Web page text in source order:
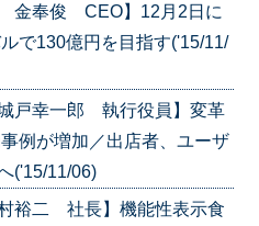
金奉俊 CEO】12月2日に
で130億円を目指す('15/11/
戸幸一郎 執行役員】変革
例が増加／出店者、ユーザ
('15/11/06)
裕二 社長】機能性表示食